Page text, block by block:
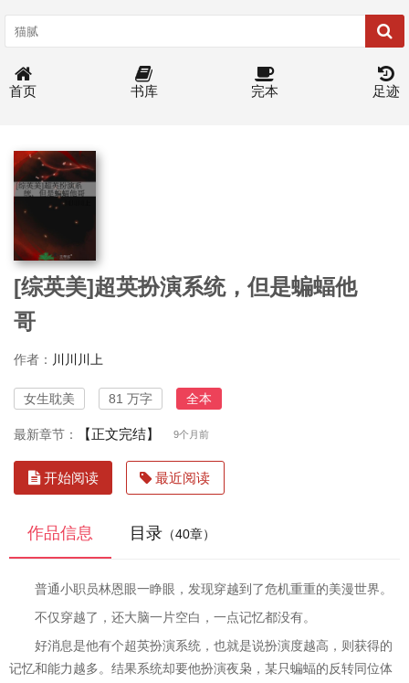
首页 书库 完本 足迹
[综英美]超英扮演系统，但是蝙蝠他
哥
作者： 川川川上
女生耽美 81 万字 全本
最新章节： 【正文完结】 9个月前
开始阅读 最近阅读
作品信息 目录 （40章）
普通小职员林恩眼一睁眼，发现穿越到了危机重重的美漫世界。
不仅穿越了，还大脑一片空白，一点记忆都没有。
好消息是他有个超英扮演系统，也就是说扮演度越高，则获得的
记忆和能力越多。结果系统却要他扮演夜枭，某只蝙蝠的反转同位体